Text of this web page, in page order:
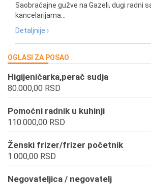
Saobraćajne gužve na Gazeli, dugi radni
kancelarijama...
Detaljnije ›
OGLASI ZA POSAO
Higijeničarka,perač sudja
80.000,00 RSD
Pomoćni radnik u kuhinji
110.000,00 RSD
Ženski frizer/frizer početnik
1.000,00 RSD
Negovateljica / negovatelj